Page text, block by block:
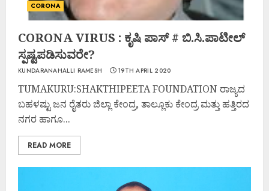
CORONA
CORONA VIRUS : ಕೃಷಿ ಪಾಸ್ # ಬಿ.ಸಿ.ಪಾಟೀಲ್
ಸ್ಪಷ್ಟಪಡಿಸುವರೇ?
KUNDARANAHALLI RAMESH 19TH APRIL 2020
TUMAKURU:SHAKTHIPEETA FOUNDATION ರಾಜ್ಯದ
ಬಹಳಷ್ಟು ಜನ ರೈತರು ಜಿಲ್ಲಾ ಕೇಂದ್ರ, ತಾಲ್ಲೂಕು ಕೇಂದ್ರ ಮತ್ತು ಹತ್ತಿರದ
ನಗರ ಹಾಗೂ...
READ MORE